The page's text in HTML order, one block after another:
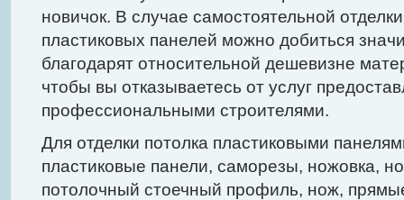
новичок. В случае самостоятельной
пластиковых панелей можно добиться
благодарят относительной дешевизне
чтобы вы отказываетесь от услуг
профессиональными строителями.
Для отделки потолка пластиковыми
пластиковые панели, саморезы, ножовка,
потолочный стоечный профиль, нож,